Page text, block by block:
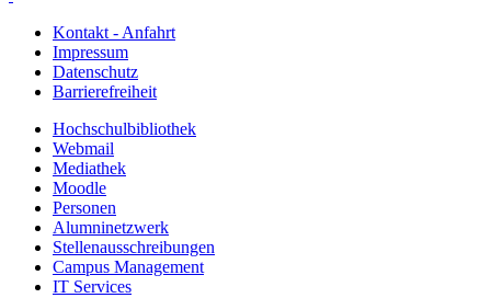
Kontakt - Anfahrt
Impressum
Datenschutz
Barrierefreiheit
Hochschulbibliothek
Webmail
Mediathek
Moodle
Personen
Alumninetzwerk
Stellenausschreibungen
Campus Management
IT Services